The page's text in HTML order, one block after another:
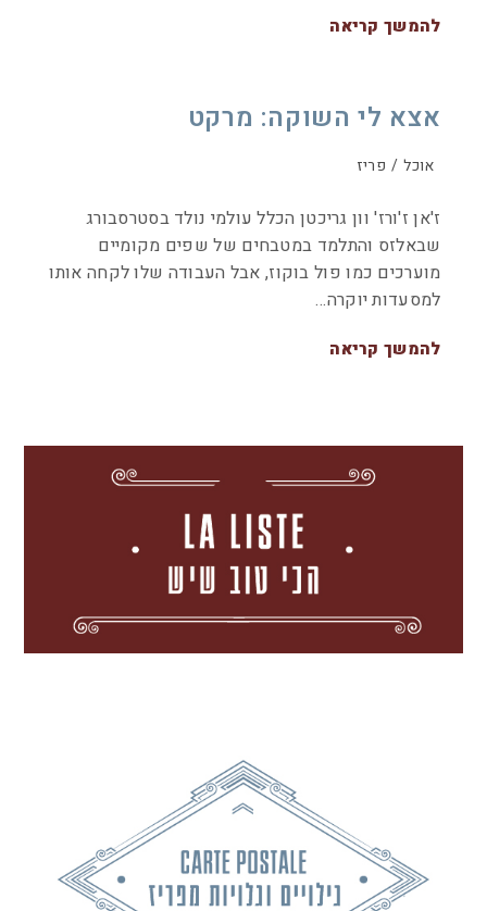
להמשך קריאה
אצא לי השוקה: מרקט
אוכל / פריז
ז'אן ז'ורז' וון גריכטן הכלל עולמי נולד בסטרסבורג
שבאלזס והתלמד במטבחים של שפים מקומיים
מוערכים כמו פול בוקוז, אבל העבודה שלו לקחה אותו
למסעדות יוקרה…
להמשך קריאה